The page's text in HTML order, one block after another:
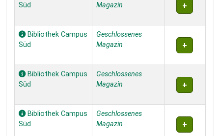
Süd
Magazin
Bibliothek Campus
Süd
Geschlossenes
Magazin
Bibliothek Campus
Süd
Geschlossenes
Magazin
Bibliothek Campus
Süd
Geschlossenes
Magazin